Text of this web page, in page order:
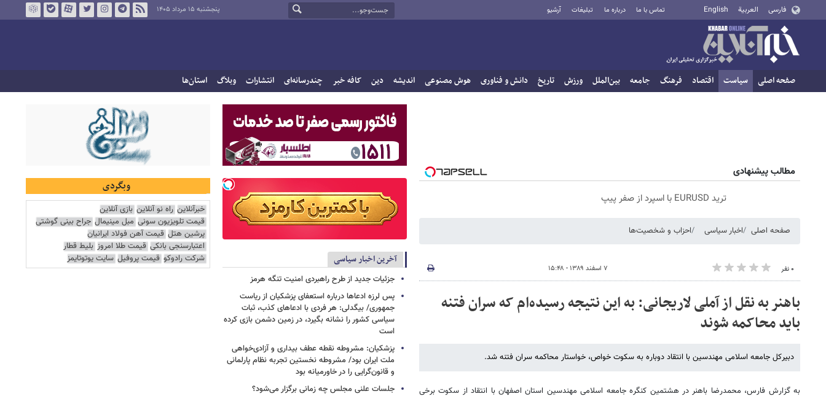
فارسی العربية English تماس با ما درباره ما تبلیغات آرشیو پنجشنبه ۱۵ مرداد ۱۴۰۵
صفحه اصلی سیاست اقتصاد فرهنگ جامعه بین‌الملل ورزش تاریخ دانش و فناوری هوش مصنوعی اندیشه دین کافه خبر چندرسانه‌ای انتشارات وبلاگ استان‌ها
مطالب پیشنهادی
ترید EURUSD با اسپرد از صفر پیپ
صفحه اصلی اخبار سیاسی احزاب و شخصیت‌ها
۰ نفر ۷ اسفند ۱۳۸۹ - ۱۵:۴۸
باهنر به نقل از آملی لاریجانی: به این نتیجه رسیده‌ام که سران فتنه
باید محاکمه شوند
دبیرکل جامعه اسلامی مهندسین با انتقاد دوباره به سکوت خواص، خواستار محاکمه سران فتنه شد.
به گزارش فارس، محمدرضا باهنر در هشتمین کنگره جامعه اسلامی مهندسین استان اصفهان با انتقاد از سکوت برخی
آخرین اخبار سیاسی
جزئیات جدید از طرح راهبردی امنیت تنگه هرمز
پس لرزه ادعاها درباره استعفای پزشکیان از ریاست
جمهوری/ بیگدلی: هر فردی با ادعاهای کذب، ثبات
سیاسی کشور را نشانه بگیرد، در زمین دشمن بازی کرده
است
پزشکیان: مشروطه نقطه عطف بیداری و آزادی‌خواهی
ملت ایران بود/ مشروطه نخستین تجربه نظام پارلمانی
و قانون‌گرایی را در خاورمیانه بود
جلسات علنی مجلس چه زمانی برگزار می‌شود؟
وبگردی
خبرآنلاین راه نو آنلاین بازی آنلاین
قیمت تلویزیون سونی مبل مینیمال جراح بینی گوشتی
پرشین هتل قیمت آهن فولاد ایرانیان
اعتبارسنجی بانکی قیمت طلا امروز بلیط قطار
شرکت رادوکو قیمت پروفیل سایت یوتوتایمز